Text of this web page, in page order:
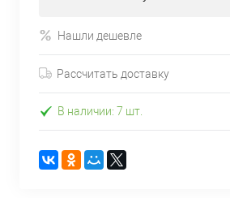
Нашли дешевле
Рассчитать доставку
В наличии: 7 шт.